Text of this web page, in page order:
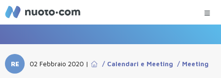
RE 02 Febbraio 2020 | / Calendari e Meeting / Meeting